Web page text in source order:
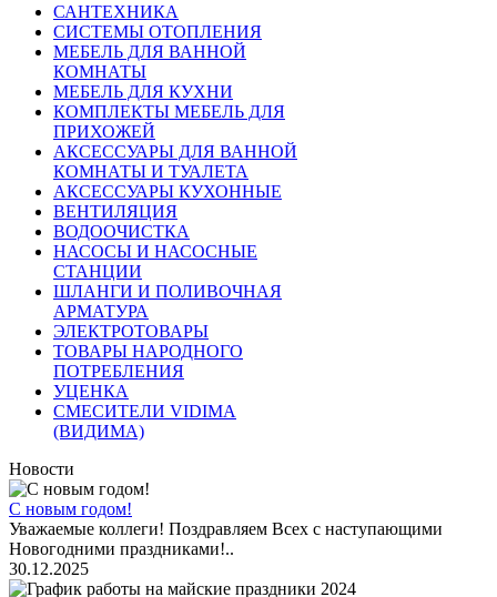
САНТЕХНИКА
СИСТЕМЫ ОТОПЛЕНИЯ
МЕБЕЛЬ ДЛЯ ВАННОЙ
КОМНАТЫ
МЕБЕЛЬ ДЛЯ КУХНИ
КОМПЛЕКТЫ МЕБЕЛЬ ДЛЯ
ПРИХОЖЕЙ
АКСЕССУАРЫ ДЛЯ ВАННОЙ
КОМНАТЫ И ТУАЛЕТА
АКСЕССУАРЫ КУХОННЫЕ
ВЕНТИЛЯЦИЯ
ВОДООЧИСТКА
НАСОСЫ И НАСОСНЫЕ
СТАНЦИИ
ШЛАНГИ И ПОЛИВОЧНАЯ
АРМАТУРА
ЭЛЕКТРОТОВАРЫ
ТОВАРЫ НАРОДНОГО
ПОТРЕБЛЕНИЯ
УЦЕНКА
СМЕСИТЕЛИ VIDIMA
(ВИДИМА)
Новости
С новым годом!
Уважаемые коллеги! Поздравляем Всех с наступающими
Новогодними праздниками!..
30.12.2025